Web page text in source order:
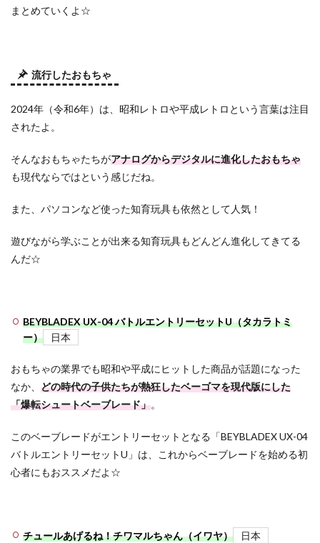
まとめていくよ☆
流行したおもちゃ
2024年（令和6年）は、昭和レトロや平成レトロという言葉は注目
されたよ。
そんなおもちゃたちがアナログからデジタルに進化したおもちゃ
も現代ならではという感じだね。
また、パソコンなど使った知育玩具も依然として人気！
遊びながら学ぶことが出来る知育玩具もどんどん進化してきてる
んだ☆
BEYBLADEX UX-04 バトルエントリーセットU（タカラトミ
ー）
日本
おもちゃの業界でも昭和や平成にヒットした商品が話題になった
なか、 どの時代の子供たちが熱狂したベーゴマを現代版にした
「爆転シュートベーブレード」。
このベーブレードがエントリーセットとなる「BEYBLADEX UX-04
バトルエントリーセットU」は、これからベーブレードを始める初
心者にもおススメだよ☆
チュールあげるね！チワマルちゃん（イワヤ） 日本